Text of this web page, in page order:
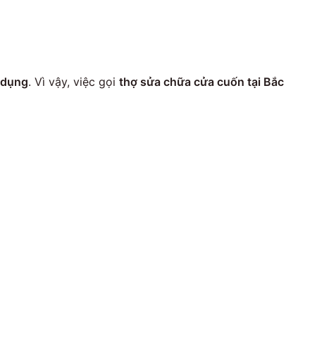
. Vì vậy, việc gọi thợ sửa chữa cửa cuốn tại Bắc